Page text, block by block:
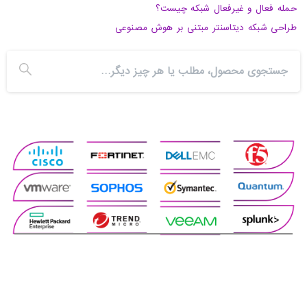
حمله فعال و غیرفعال شبکه چیست؟
طراحی شبکه دیتاسنتر مبتنی بر هوش مصنوعی